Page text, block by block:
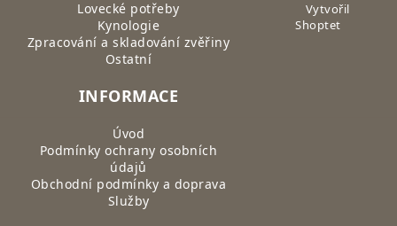
Lovecké potřeby
Kynologie
Zpracování a skladování zvěřiny
Ostatní
INFORMACE
Úvod
Podmínky ochrany osobních
údajů
Obchodní podmínky a doprava
Služby
Vytvořil
Shoptet